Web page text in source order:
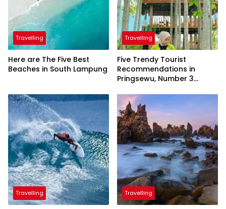
Travelling
Here are The Five Best
Beaches in South Lampung
Travelling
Five Trendy Tourist
Recommendations in
Pringsewu, Number 3
President
Travelling Travelling